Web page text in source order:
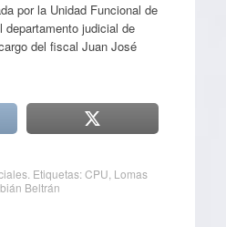
por la Unidad Funcional de
departamento judicial de
del fiscal Juan José
. Etiquetas:CPU Lomas
Beltrán